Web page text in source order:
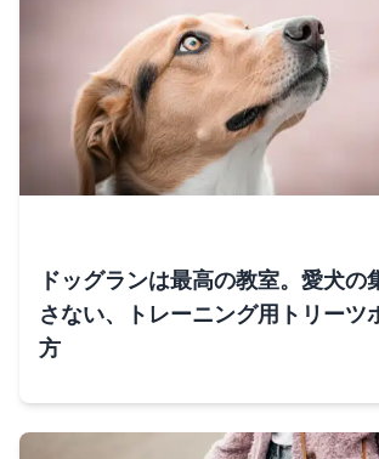
ドッグランは最高の教室。愛犬の
さない、トレーニング用トリーツ
方